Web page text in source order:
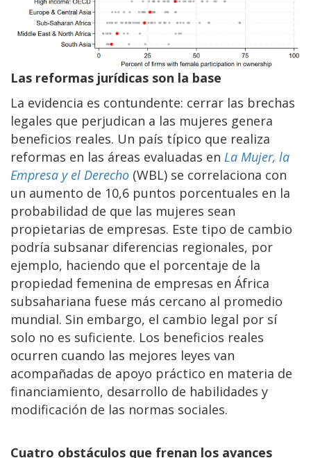
Las reformas jurídicas son la base
La evidencia es contundente: cerrar las brechas
legales que perjudican a las mujeres genera
beneficios reales. Un país típico que realiza
reformas en las áreas evaluadas en La Mujer, la
Empresa y el Derecho (WBL) se correlaciona con
un aumento de 10,6 puntos porcentuales en la
probabilidad de que las mujeres sean
propietarias de empresas. Este tipo de cambio
podría subsanar diferencias regionales, por
ejemplo, haciendo que el porcentaje de la
propiedad femenina de empresas en África
subsahariana fuese más cercano al promedio
mundial. Sin embargo, el cambio legal por sí
solo no es suficiente. Los beneficios reales
ocurren cuando las mejores leyes van
acompañadas de apoyo práctico en materia de
financiamiento, desarrollo de habilidades y
modificación de las normas sociales.
Cuatro obstáculos que frenan los avances